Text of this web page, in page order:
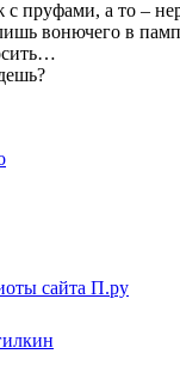
с пруфами, а то –
вонючего в
сайта П.ру